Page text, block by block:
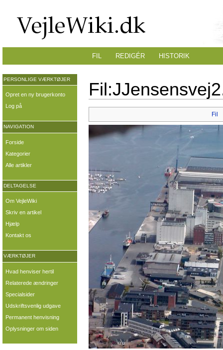
Fil
FIL REDIGÉR HISTORIK
PERSONLIGE VÆRKTØJER
Opret en ny brugerkonto
Log på
NAVIGATION
Forside
Kategorier
Alle artikler
DELTAGELSE
Om VejleWiki
Skriv en artikel
Hjælp
Kontakt os
VÆRKTØJER
Hvad henviser hertil
Relaterede ændringer
Specialsider
Udskriftsvenlig udgave
Permanent henvisning
Oplysninger om siden